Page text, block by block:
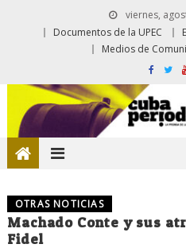
viernes,
Documentos de la UPEC
Medios de
OTRAS NOTICIAS
Machado Conte y sus
Fidel